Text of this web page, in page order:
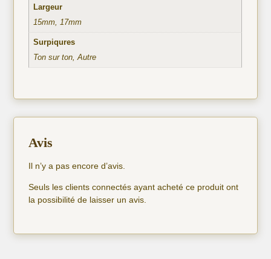
Largeur
15mm, 17mm
Surpiqures
Ton sur ton, Autre
Avis
Il n’y a pas encore d’avis.
Seuls les clients connectés ayant acheté ce produit ont
la possibilité de laisser un avis.